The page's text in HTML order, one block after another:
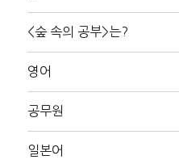
<숲 속의 공부>는?
영어
공무원
일본어